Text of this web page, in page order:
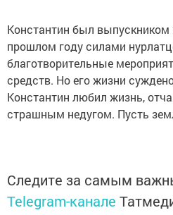
Константин был
прошлом году силами
благотворительные
средств. Но его жизни
Константин любил жизнь,
страшным недугом. Пусть
Следите за самым
Telegram-канале